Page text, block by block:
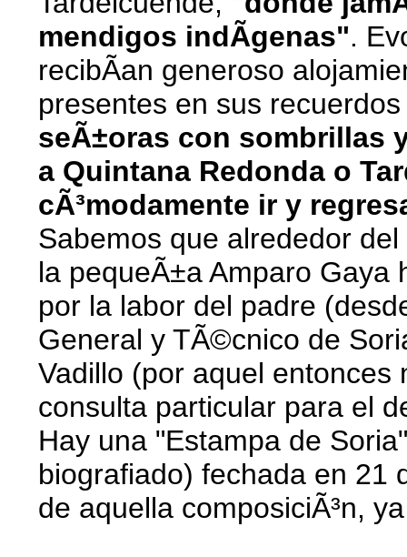
mendigos indÃ­genas".
recibÃ­an generoso
presentes en sus
seÃ±oras con sombrillas
a Quintana Redonda o
cÃ³modamente ir y
Sabemos que alrededor
la pequeÃ±a Amparo Gaya
por la labor del padre
General y TÃ©cnico de
Vadillo (por aquel entonces
consulta particular para el
Hay una "Estampa de
biografiado) fechada en 21
de aquella composiciÃ³n,